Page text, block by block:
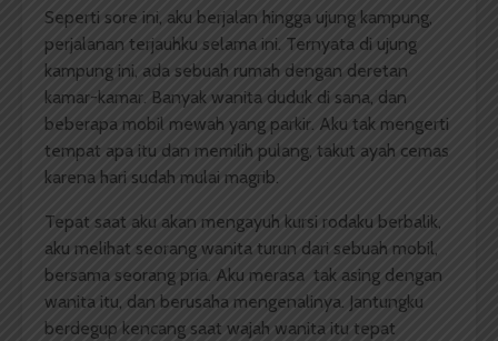
Seperti sore ini, aku berjalan hingga ujung kampung,
perjalanan terjauhku selama ini. Ternyata di ujung
kampung ini, ada sebuah rumah dengan deretan
kamar-kamar. Banyak wanita duduk di sana, dan
beberapa mobil mewah yang parkir. Aku tak mengerti
tempat apa itu dan memilih pulang, takut ayah cemas
karena hari sudah mulai magrib.
Tepat saat aku akan mengayuh kursi rodaku berbalik,
aku melihat seorang wanita turun dari sebuah mobil,
bersama seorang pria. Aku merasa tak asing dengan
wanita itu, dan berusaha mengenalinya. Jantungku
berdegup kencang saat wajah wanita itu tepat